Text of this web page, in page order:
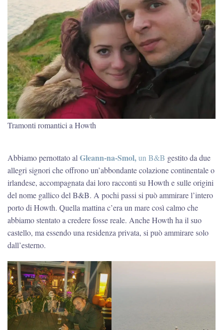
Tramonti romantici a Howth
Abbiamo pernottato al Gleann-na-Smol,un B&B gestito da due
allegri signori che offrono un’abbondante colazione continentale o
irlandese, accompagnata dai loro racconti su Howth e sulle origini
del nome gallico del B&B. A pochi passi si può ammirare l’intero
porto di Howth. Quella mattina c’era un mare così calmo che
abbiamo stentato a credere fosse reale. Anche Howth ha il suo
castello, ma essendo una residenza privata, si può ammirare solo
dall’esterno.